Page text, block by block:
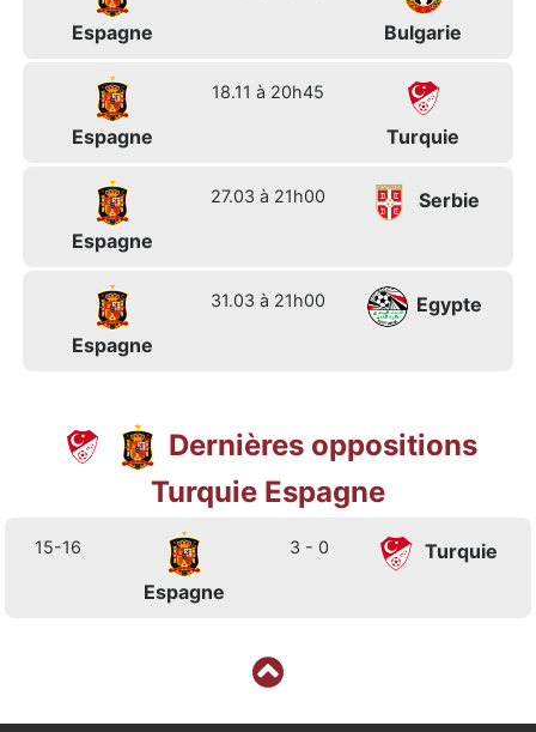
Espagne Bulgarie
Espagne
18.11 à 20h45
Turquie
Espagne
27.03 à 21h00 Serbie
Espagne
31.03 à 21h00 Egypte
Dernières oppositions
Turquie Espagne
15-16
Espagne
3 - 0 Turquie